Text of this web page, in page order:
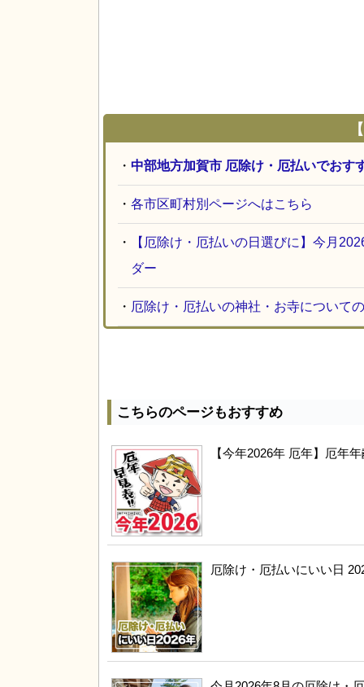
・ 中部地方加賀市 厄除け・厄払いでおす
・ 各市区町村別ページへはこちら
・
【厄除け・厄払いの日選びに】今月
ダー
・ 厄除け・厄払いの神社・お寺について
こちらのページもおすすめ
【今年2026年 厄年】厄年
厄除け・厄払いにいい日